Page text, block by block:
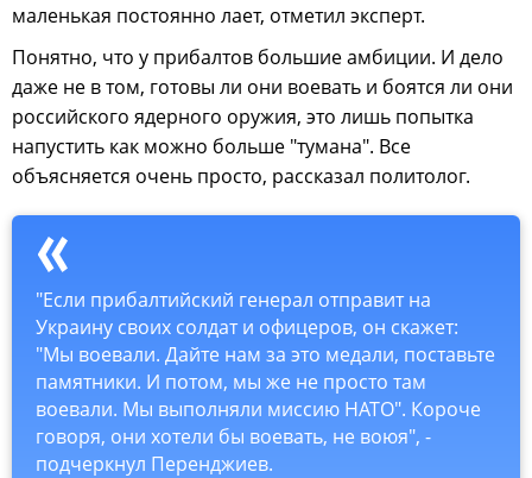
маленькая постоянно лает, отметил эксперт.
Понятно, что у прибалтов большие амбиции. И дело
даже не в том, готовы ли они воевать и боятся ли они
российского ядерного оружия, это лишь попытка
напустить как можно больше "тумана". Все
объясняется очень просто, рассказал политолог.
"Если прибалтийский генерал отправит на
Украину своих солдат и офицеров, он скажет:
"Мы воевали. Дайте нам за это медали, поставьте
памятники. И потом, мы же не просто там
воевали. Мы выполняли миссию НАТО". Короче
говоря, они хотели бы воевать, не воюя", -
подчеркнул Перенджиев.